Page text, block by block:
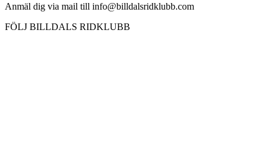
Anmäl dig via mail till info@billdalsridklubb.com
FÖLJ BILLDALS RIDKLUBB